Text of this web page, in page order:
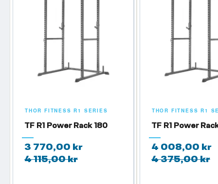
THOR FITNESS R1 SERIES
TF R1 Power Rack 180
3 770,00 kr
4 115,00 kr
THOR FITNESS R1
TF R1 Power
4 008,00 kr
4 375,00 kr